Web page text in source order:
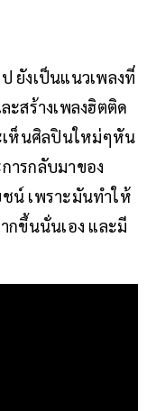
ยังเป็นแนวเพลงที่
สร้างเพลงฮิตติด
เห็นศิลปินใหม่ๆหัน
ารกลับมาของ
น์ เพราะมันทำให้
กขึ้นนั่นเอง และมี